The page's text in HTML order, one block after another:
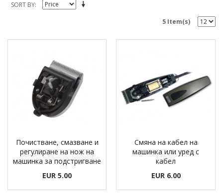
SORT BY
5 Item(s)
Почистване, смазване и
регулиране на нож на
машинка за подстригване
EUR 5.00
Смяна на кабел на
машинка или уред с
кабел
EUR 6.00